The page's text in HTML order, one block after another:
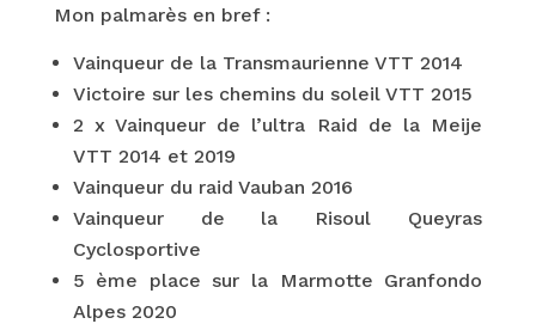
Mon palmarès en bref :
Vainqueur de la Transmaurienne VTT 2014
Victoire sur les chemins du soleil VTT 2015
2 x Vainqueur de l’ultra Raid de la Meije
VTT 2014 et 2019
Vainqueur du raid Vauban 2016
Vainqueur de la Risoul Queyras
Cyclosportive
5 ème place sur la Marmotte Granfondo
Alpes 2020